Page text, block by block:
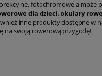
fotochromowe a może
dla dzieci, okulary
inne produkty dostępne w
na swoją rowerową przygodę!